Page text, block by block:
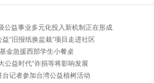
公益事业多元化投入新机制正在形成
“旧报纸换盆栽”项目走进社区
金急援西部学生小餐桌
公益时代”诈捐等将影响发展
台记者参加台湾公益植树活动